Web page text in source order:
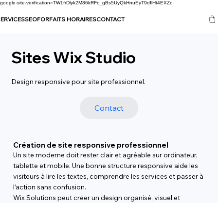
google-site-verification=TW1frDlyk2M86kRFc_gBs5UyQkHnuEyT9dflHt4EXZc
SEOFORFAITS HORAIRESCONTACT
Sites Wix Studio
Design responsive pour site professionnel.
Contact
Création de site responsive professionnel
Un site moderne doit rester clair et agréable sur ordinateur,
tablette et mobile. Une bonne structure responsive aide les
visiteurs à lire les textes, comprendre les services et passer à
l’action sans confusion.
Wix Solutions peut créer un design organisé, visuel et